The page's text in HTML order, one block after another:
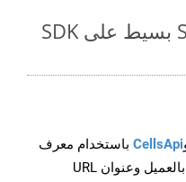
تحويل SXC Files to PPS بسيط على SDK
CellsApi باستخدام معرف
العميل والسر الخاص بالعميل وعنوان URL